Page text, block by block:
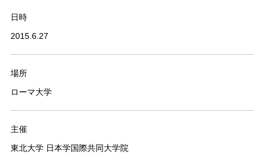
日時
2015.6.27
場所
ローマ大学
主催
東北大学 日本学国際共同大学院